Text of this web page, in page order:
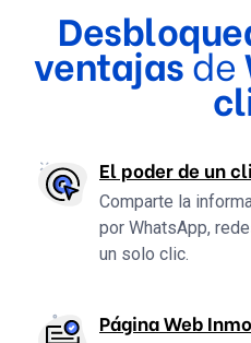
ventajasde
El poder de un
Comparte la
por WhatsApp,
un solo clic.
Página Web